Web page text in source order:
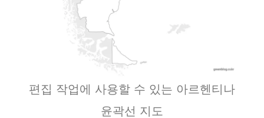
편집 작업에 사용할 수 있는 아르헨티나
윤곽선 지도